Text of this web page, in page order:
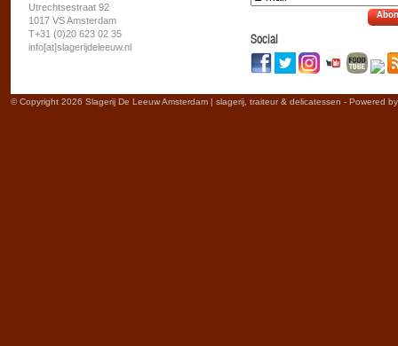
Utrechtsestraat 92
1017 VS Amsterdam
T+31 (0)20 623 02 35
info[at]slagerijdeleeuw.nl
Social
© Copyright 2026 Slagerij De Leeuw Amsterdam | slagerij, traiteur & delicatessen - Powered